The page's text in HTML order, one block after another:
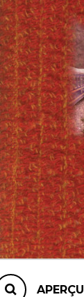
APERÇU